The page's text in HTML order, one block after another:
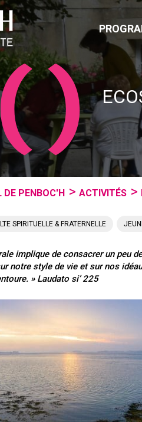
DE PENBOC'H ACTIVITÉS
SPIRITUELLE & FRATERNELLE
implique de consacrer un peu
notre style de vie et sur nos
» Laudato si’ 225